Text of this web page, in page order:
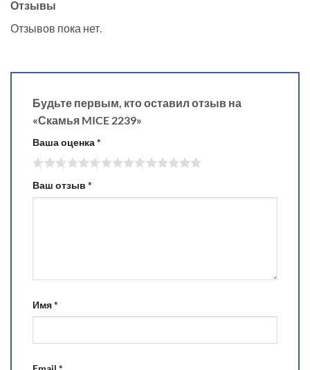
Отзывы
Отзывов пока нет.
Будьте первым, кто оставил отзыв на
«Скамья MICE 2239»
Ваша оценка*
Ваш отзыв *
Имя*